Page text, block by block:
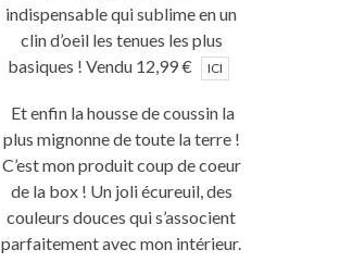
indispensable qui sublime en un
clin d’oeil les tenues les plus
basiques ! Vendu 12,99 €
ICI
Et enfin la housse de coussin la
plus mignonne de toute la terre !
C’est mon produit coup de coeur
de la box ! Un joli écureuil, des
couleurs douces qui s’associent
parfaitement avec mon intérieur.